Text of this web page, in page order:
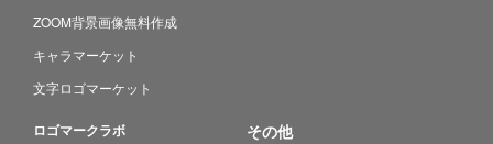
ZOOM背景画像無料作成
キャラマーケット
文字ロゴマーケット
ロゴマークラボ その他